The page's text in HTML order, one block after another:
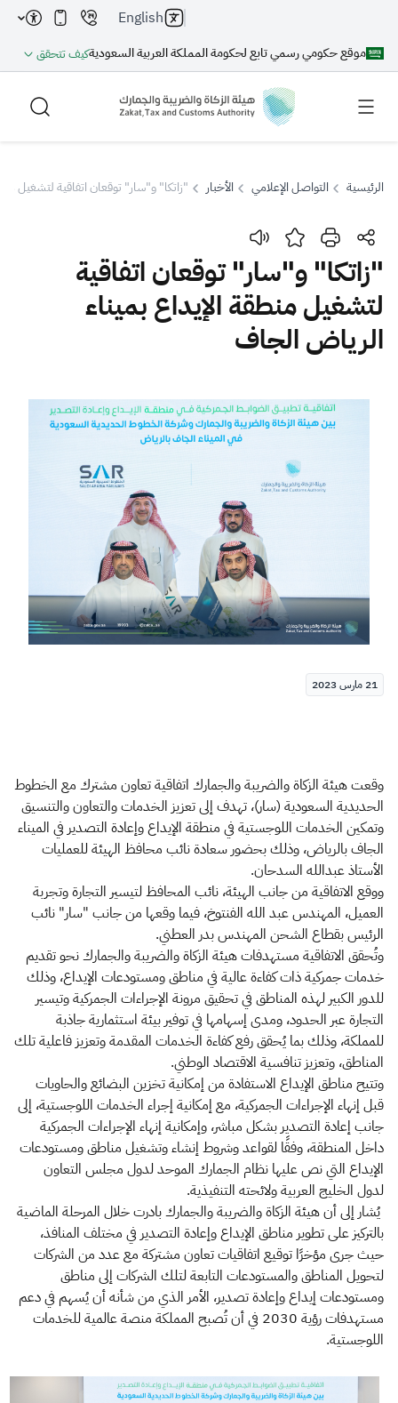
موقع حكومي رسمي تابع لحكومة المملكة العربية السعوديةكيف تتحقق
English
بحث
بحث بحث AI
اقتراحات
الزكاة الجمارك
ضريبة القيمة المضافة
الإقرار الضريبي
التصرفات العقارية
الرئيسية التواصل الإعلامي الأخبار "زاتكا" و"سار" توقعان اتفاقية لتشغيل
"زاتكا" و"سار" توقعان اتفاقية
لتشغيل منطقة الإيداع بميناء
الرياض الجاف
21 مارس 2023
وقعت هيئة الزكاة والضريبة والجمارك اتفاقية تعاون مشترك مع الخطوط
الحديدية السعودية (سار)، تهدف إلى تعزيز الخدمات والتعاون والتنسيق
وتمكين الخدمات اللوجستية في منطقة الإيداع وإعادة التصدير في الميناء
الجاف بالرياض، وذلك بحضور سعادة نائب محافظ الهيئة للعمليات
الأستاذ عبدالله السدحان.
ووقع الاتفاقية من جانب الهيئة، نائب المحافظ لتيسير التجارة وتجربة
العميل، المهندس عبد الله الفنتوخ، فيما وقعها من جانب "سار" نائب
الرئيس بقطاع الشحن المهندس بدر العطني.
وتُحقق الاتفاقية مستهدفات هيئة الزكاة والضريبة والجمارك نحو تقديم
خدمات جمركية ذات كفاءة عالية في مناطق ومستودعات الإيداع، وذلك
للدور الكبير لهذه المناطق في تحقيق مرونة الإجراءات الجمركية وتيسير
التجارة عبر الحدود، ومدى إسهامها في توفير بيئة استثمارية جاذبة
للمملكة، وذلك بما يُحقق رفع كفاءة الخدمات المقدمة وتعزيز فاعلية تلك
المناطق، وتعزيز تنافسية الاقتصاد الوطني.
وتتيح مناطق الإيداع الاستفادة من إمكانية تخزين البضائع والحاويات
قبل إنهاء الإجراءات الجمركية، مع إمكانية إجراء الخدمات اللوجستية، إلى
جانب إعادة التصدير بشكل مباشر، وإمكانية إنهاء الإجراءات الجمركية
داخل المنطقة، وفقًا لقواعد وشروط إنشاء وتشغيل مناطق ومستودعات
الإيداع التي نص عليها نظام الجمارك الموحد لدول مجلس التعاون
لدول الخليج العربية ولائحته التنفيذية.
يُشار إلى أن هيئة الزكاة والضريبة والجمارك بادرت خلال المرحلة الماضية
بالتركيز على تطوير مناطق الإيداع وإعادة التصدير في مختلف المنافذ،
حيث جرى مؤخرًا توقيع اتفاقيات تعاون مشتركة مع عدد من الشركات
لتحويل المناطق والمستودعات التابعة لتلك الشركات إلى مناطق
ومستودعات إيداع وإعادة تصدير، الأمر الذي من شأنه أن يُسهم في دعم
مستهدفات رؤية 2030 في أن تُصبح المملكة منصة عالمية للخدمات
اللوجستية.